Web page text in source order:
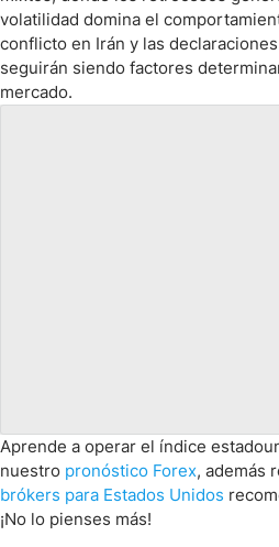
volatilidad domina el
conflicto en Irán y las
seguirán siendo factores
mercado.
Aprende a operar el índice
nuestro pronóstico Forex, además
brókers para Estados Unidos
¡No lo pienses más!